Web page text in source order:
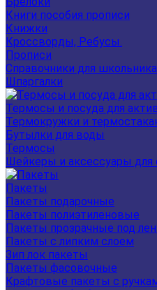
Книги пособия прописи
Книжки
Кроссворды, Ребусы.
Прописи
Справочники для
Шпаргалки
Термосы и посуда для
Термокружки и
Бутылки для воды
Термосы
Шейкеры и аксессуары для
Пакеты
Пакеты подарочные
Пакеты полиэтиленовые
Пакеты прозрачные под
Пакеты с липким слоем
Зип лок пакеты
Пакеты фасовочные
Крафтовые пакеты с